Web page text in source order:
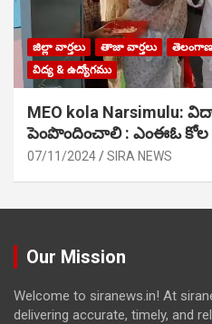
జిల్లా వార్తలు తాజా వార్తలు తెలంగాణ
విద్య & ఉద్యోగము
MEO kola Narsimulu:
పెంపొందించాలి : ఎంఈఓ కోల
07/11/2024 SIRA NEWS
Our Mission
Welcome to siranews.in! At
delivering accurate, timely, and